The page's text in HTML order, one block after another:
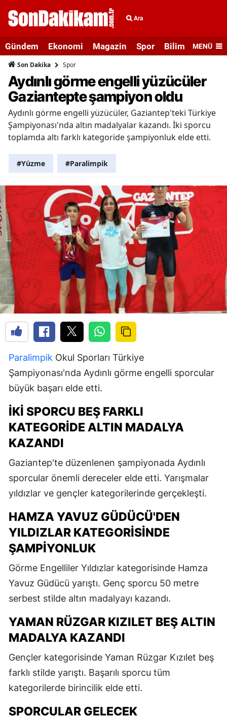
Ara
Gündem Ekonomi Magazin Spor Bilim veMENÜ
Son Dakika Spor
Aydınlı görme engelli yüzücüler
Gaziantepte şampiyon oldu
Aydınlı görme engelli yüzücüler, Gaziantep'teki Türkiye
Şampiyonası'nda altın madalyalar kazandı. İki sporcu
toplamda altı farklı kategoride şampiyonluk elde etti.
#Yüzme #Paralimpik
Paralimpik Okul Sporları Türkiye
Şampiyonası'nda Aydınlı görme engelli sporcular
büyük başarı elde etti.
İKI SPORCU BEŞ FARKLI
KATEGORIDE ALTIN MADALYA
KAZANDI
Gaziantep'te düzenlenen şampiyonada Aydınlı
sporcular önemli dereceler elde etti. Yarışmalar
yıldızlar ve gençler kategorilerinde gerçekleşti.
HAMZA YAVUZ GÜDÜCÜ'DEN
YILDIZLAR KATEGORISINDE
ŞAMPIYONLUK
Görme Engelliler Yıldızlar kategorisinde Hamza
Yavuz Güdücü yarıştı. Genç sporcu 50 metre
serbest stilde altın madalyayı kazandı.
YAMAN RÜZGAR KIZILET BEŞ ALTIN
MADALYA KAZANDI
Gençler kategorisinde Yaman Rüzgar Kızılet beş
farklı stilde yarıştı. Başarılı sporcu tüm
kategorilerde birincilik elde etti.
SPORCULAR GELECEK